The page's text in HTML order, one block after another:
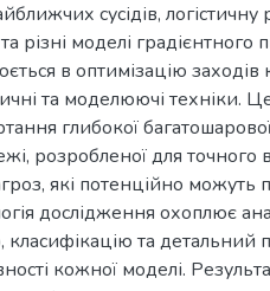
сусідів,
різні моделі градієнтного
в оптимізацію
та моделюючі техніки.
глибокої
розробленої для
які потенційно можуть
дослідження охоплює
класифікацію та детальний
кожної моделі.